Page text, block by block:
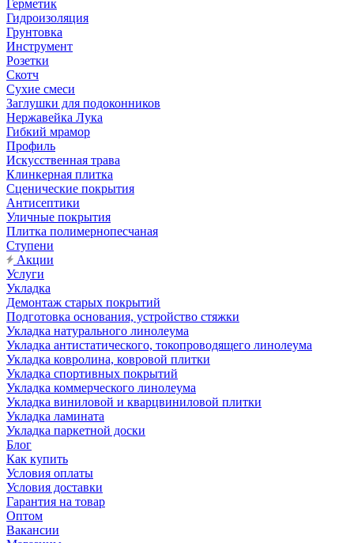
Герметик
Гидроизоляция
Грунтовка
Инструмент
Розетки
Скотч
Сухие смеси
Заглушки для подоконников
Нержавейка Лука
Гибкий мрамор
Профиль
Искусственная трава
Клинкерная плитка
Сценические покрытия
Антисептики
Уличные покрытия
Плитка полимернопесчаная
Ступени
Акции
Услуги
Укладка
Демонтаж старых покрытий
Подготовка основания, устройство стяжки
Укладка натурального линолеума
Укладка антистатического, токопроводящего линолеума
Укладка ковролина, ковровой плитки
Укладка спортивных покрытий
Укладка коммерческого линолеума
Укладка виниловой и кварцвиниловой плитки
Укладка ламината
Укладка паркетной доски
Блог
Как купить
Условия оплаты
Условия доставки
Гарантия на товар
Оптом
Вакансии